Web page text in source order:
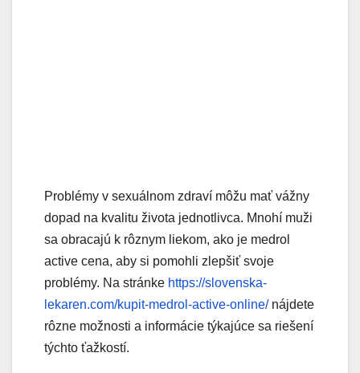
Problémy v sexuálnom zdraví môžu mať vážny
dopad na kvalitu života jednotlivca. Mnohí muži
sa obracajú k rôznym liekom, ako je medrol
active cena, aby si pomohli zlepšiť svoje
problémy. Na stránke https://slovenska-
lekaren.com/kupit-medrol-active-online/nájdete
rôzne možnosti a informácie týkajúce sa riešení
týchto ťažkostí.